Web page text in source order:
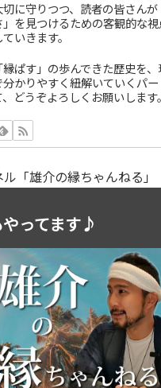
切に守りつつ、読者の皆さん
」を見つけるための客観的な
ていきます。
「縁ぱす」の歩んできた歴史を
分かりやすく紐解いていくパ
どうぞよろしくお願いします。
「雄介の縁ちゃんねる」
ってます♪